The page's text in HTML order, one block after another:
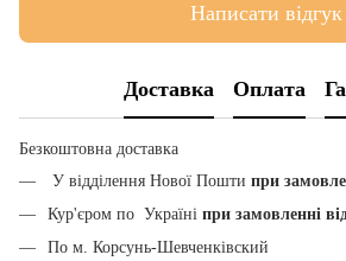
Написати відгук
Доставка Оплата
Безкоштовна доставка
У відділення Нової Пошти при
Кур'єром по Україні при замовленні
По м. Корсунь-Шевченківский